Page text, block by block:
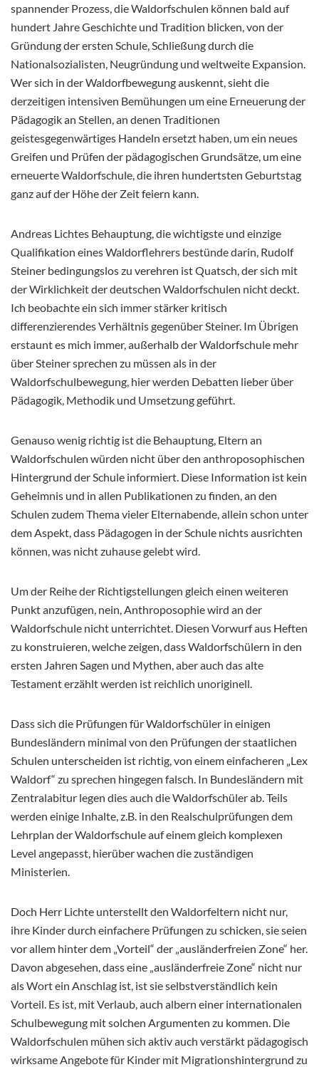
spannender Prozess, die Waldorfschulen können bald auf
hundert Jahre Geschichte und Tradition blicken, von der
Gründung der ersten Schule, Schließung durch die
Nationalsozialisten, Neugründung und weltweite Expansion.
Wer sich in der Waldorfbewegung auskennt, sieht die
derzeitigen intensiven Bemühungen um eine Erneuerung der
Pädagogik an Stellen, an denen Traditionen
geistesgegenwärtiges Handeln ersetzt haben, um ein neues
Greifen und Prüfen der pädagogischen Grundsätze, um eine
erneuerte Waldorfschule, die ihren hundertsten Geburtstag
ganz auf der Höhe der Zeit feiern kann.
Andreas Lichtes Behauptung, die wichtigste und einzige
Qualifikation eines Waldorflehrers bestünde darin, Rudolf
Steiner bedingungslos zu verehren ist Quatsch, der sich mit
der Wirklichkeit der deutschen Waldorfschulen nicht deckt.
Ich beobachte ein sich immer stärker kritisch
differenzierendes Verhältnis gegenüber Steiner. Im Übrigen
erstaunt es mich immer, außerhalb der Waldorfschule mehr
über Steiner sprechen zu müssen als in der
Waldorfschulbewegung, hier werden Debatten lieber über
Pädagogik, Methodik und Umsetzung geführt.
Genauso wenig richtig ist die Behauptung, Eltern an
Waldorfschulen würden nicht über den anthroposophischen
Hintergrund der Schule informiert. Diese Information ist kein
Geheimnis und in allen Publikationen zu finden, an den
Schulen zudem Thema vieler Elternabende, allein schon unter
dem Aspekt, dass Pädagogen in der Schule nichts ausrichten
können, was nicht zuhause gelebt wird.
Um der Reihe der Richtigstellungen gleich einen weiteren
Punkt anzufügen, nein, Anthroposophie wird an der
Waldorfschule nicht unterrichtet. Diesen Vorwurf aus Heften
zu konstruieren, welche zeigen, dass Waldorfschülern in den
ersten Jahren Sagen und Mythen, aber auch das alte
Testament erzählt werden ist reichlich unoriginell.
Dass sich die Prüfungen für Waldorfschüler in einigen
Bundesländern minimal von den Prüfungen der staatlichen
Schulen unterscheiden ist richtig, von einem einfacheren „Lex
Waldorf“ zu sprechen hingegen falsch. In Bundesländern mit
Zentralabitur legen dies auch die Waldorfschüler ab. Teils
werden einige Inhalte, z.B. in den Realschulprüfungen dem
Lehrplan der Waldorfschule auf einem gleich komplexen
Level angepasst, hierüber wachen die zuständigen
Ministerien.
Doch Herr Lichte unterstellt den Waldorfeltern nicht nur,
ihre Kinder durch einfachere Prüfungen zu schicken, sie seien
vor allem hinter dem „Vorteil“ der „ausländerfreien Zone“ her.
Davon abgesehen, dass eine „ausländerfreie Zone“ nicht nur
als Wort ein Anschlag ist, ist sie selbstverständlich kein
Vorteil. Es ist, mit Verlaub, auch albern einer internationalen
Schulbewegung mit solchen Argumenten zu kommen. Die
Waldorfschulen mühen sich aktiv auch verstärkt pädagogisch
wirksame Angebote für Kinder mit Migrationshintergrund zu